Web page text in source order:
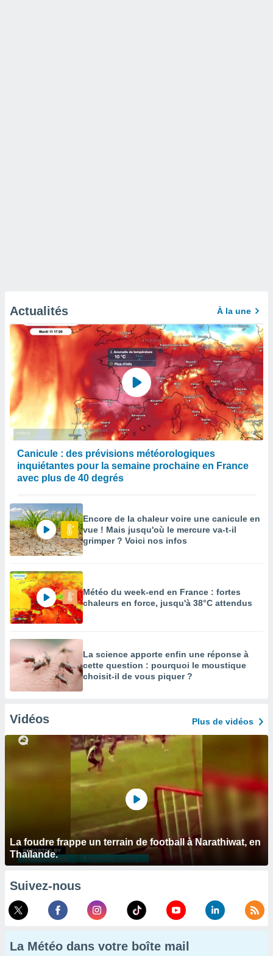
Actualités À la une
Canicule : des prévisions météorologiques
inquiétantes pour la semaine prochaine en France
avec plus de 40 degrés
Encore de la chaleur voire une canicule en
vue ! Mais jusqu'où le mercure va-t-il
grimper ? Voici nos infos
Météo du week-end en France : fortes
chaleurs en force, jusqu'à 38°C attendus
La science apporte enfin une réponse à
cette question : pourquoi le moustique
choisit-il de vous piquer ?
Vidéos Plus de vidéos
La foudre frappe un terrain de football à Narathiwat, en
Thaïlande.
Suivez-nous
La Météo dans votre boîte mail